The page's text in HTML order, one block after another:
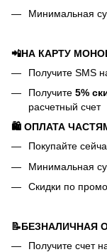
Минимальная
📲НА КАРТУ
Получите SMS
Получите 5%
расчетный счет
🛍️ ОПЛАТА
Покупайте
Минимальная
Скидки по
📝БЕЗНАЛИЧНАЯ
Получите счет